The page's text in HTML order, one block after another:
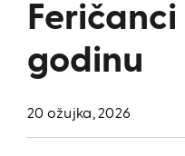
Feričanci
godinu
20 ožujka, 2026